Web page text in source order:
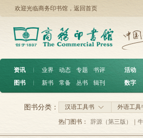
欢迎光临商务印书馆， 返回首页
资讯 ︱ 业界 动态 专题
书评
图书
︱ 新书 常备 丛书 辑刊
活动
数字
汉语工具书 外语工具
图书分类：
热门图书： 辞源（第三版）